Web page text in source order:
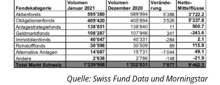
Quelle: Swiss Fund Data und Morningstar